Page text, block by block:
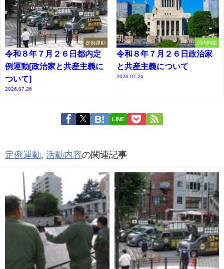
定例運動
令和８年７月２６日都内定
例運動[政治家と共産主義に
ついて]
2026.07.26
国内問題
令和８年７月２６日政治家
と共産主義について
2026.07.26
LINE
定例運動, 活動内容の関連記事